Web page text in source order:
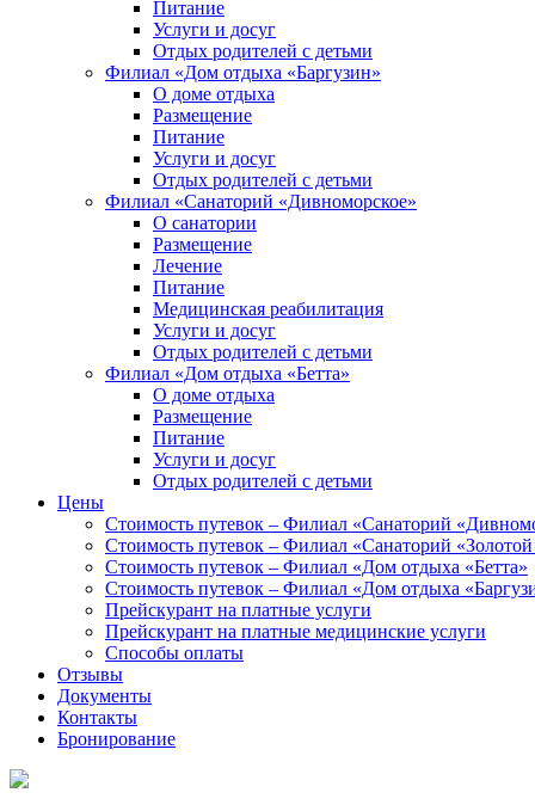
Питание
Услуги и досуг
Отдых родителей с детьми
Филиал «Дом отдыха «Баргузин»
О доме отдыха
Размещение
Питание
Услуги и досуг
Отдых родителей с детьми
Филиал «Санаторий «Дивноморское»
О санатории
Размещение
Лечение
Питание
Медицинская реабилитация
Услуги и досуг
Отдых родителей с детьми
Филиал «Дом отдыха «Бетта»
О доме отдыха
Размещение
Питание
Услуги и досуг
Отдых родителей с детьми
Цены
Стоимость путевок – Филиал «Санаторий
Стоимость путевок – Филиал «Санаторий «Золотой
Стоимость путевок – Филиал «Дом отдыха «Бетта»
Стоимость путевок – Филиал «Дом отдыха
Прейскурант на платные услуги
Прейскурант на платные медицинские услуги
Способы оплаты
Отзывы
Документы
Контакты
Бронирование